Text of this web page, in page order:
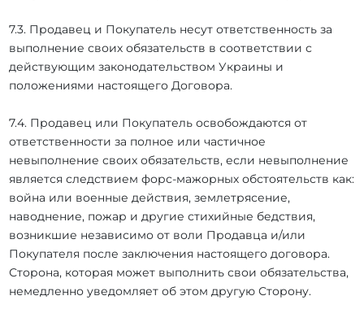
7.3. Продавец и Покупатель несут ответственность за
выполнение своих обязательств в соответствии с
действующим законодательством Украины и
положениями настоящего Договора.
7.4. Продавец или Покупатель освобождаются от
ответственности за полное или частичное
невыполнение своих обязательств, если невыполнение
является следствием форс-мажорных обстоятельств как:
война или военные действия, землетрясение,
наводнение, пожар и другие стихийные бедствия,
возникшие независимо от воли Продавца и/или
Покупателя после заключения настоящего договора.
Сторона, которая может выполнить свои обязательства,
немедленно уведомляет об этом другую Сторону.